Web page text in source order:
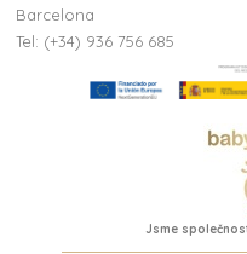
Barcelona
Tel: (+34) 936 756 685
Jsme